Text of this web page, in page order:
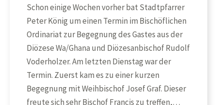
Schon einige Wochen vorher bat Stadtpfarrer
Peter König um einen Termin im Bischöflichen
Ordinariat zur Begegnung des Gastes aus der
Diözese Wa/Ghana und Diözesanbischof Rudolf
Voderholzer. Am letzten Dienstag war der
Termin. Zuerst kam es zu einer kurzen
Begegnung mit Weihbischof Josef Graf. Dieser
freute sich sehr Bischof Francis zu treffen,…